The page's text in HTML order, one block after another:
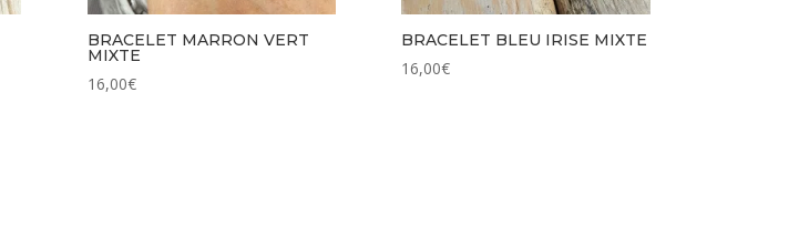
BRACELET MARRON VERT
MIXTE
16,00€
BRACELET BLEU IRISE MIXTE
16,00€